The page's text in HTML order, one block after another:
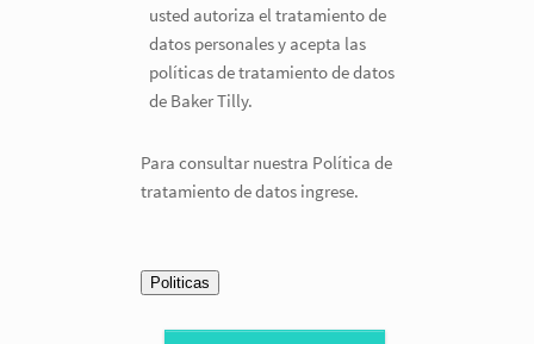
usted autoriza el tratamiento de
datos personales y acepta las
políticas de tratamiento de datos
de Baker Tilly.
Para consultar nuestra Política de
tratamiento de datos ingrese.